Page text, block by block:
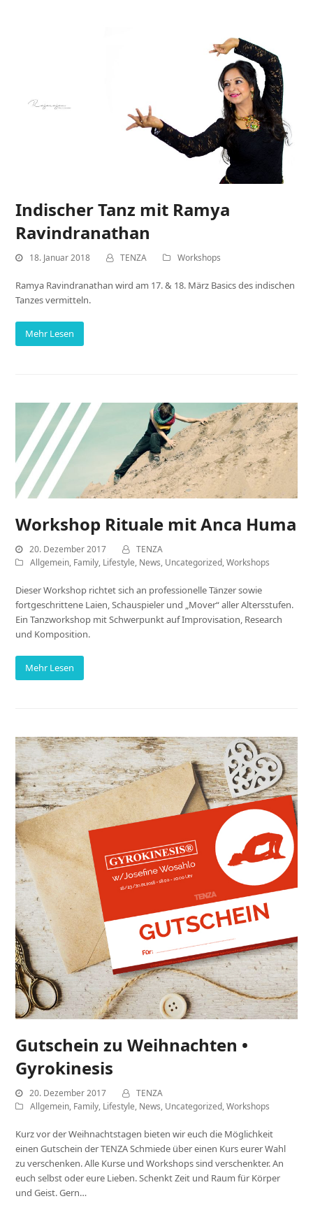
Indischer Tanz mit Ramya
Ravindranathan
18. Januar 2018 TENZA Workshops
Ramya Ravindranathan wird am 17. & 18. März Basics des indischen
Tanzes vermitteln.
Mehr Lesen
Workshop Rituale mit Anca Huma
20. Dezember 2017
TENZA
Allgemein, Family, Lifestyle, News, Uncategorized,Workshops
Dieser Workshop richtet sich an professionelle Tänzer sowie
fortgeschrittene Laien, Schauspieler und „Mover“ aller Altersstufen.
Ein Tanzworkshop mit Schwerpunkt auf Improvisation, Research
und Komposition.
Mehr Lesen
Gutschein zu Weihnachten •
Gyrokinesis
20. Dezember 2017
TENZA
Allgemein, Family, Lifestyle, News, Uncategorized,Workshops
Kurz vor der Weihnachtstagen bieten wir euch die Möglichkeit
einen Gutschein der TENZA Schmiede über einen Kurs eurer Wahl
zu verschenken. Alle Kurse und Workshops sind verschenkter. An
euch selbst oder eure Lieben. Schenkt Zeit und Raum für Körper
und Geist. Gern…